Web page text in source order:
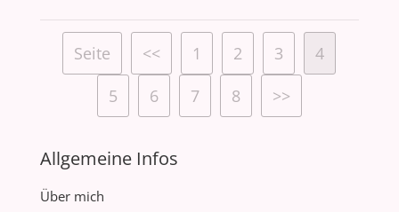
Seite << 1 2 3
4
5
6 7 8 >>
Allgemeine Infos
Über mich